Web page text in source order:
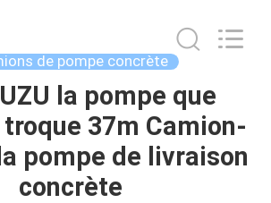
de pompe concrète
la pompe que
37m Camion-
pompe de livraison
concrète